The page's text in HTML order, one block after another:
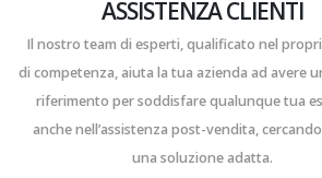
ASSISTENZA CLIENTI
Il nostro team di esperti, qualificato nel
di competenza, aiuta la tua azienda ad avere
riferimento per soddisfare qualunque tua
anche nell’assistenza post-vendita,
una soluzione adatta.